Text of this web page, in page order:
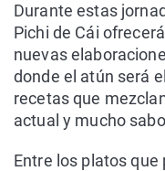
Durante estas
Pichi de Cái
nuevas
donde el atún será
recetas que
actual y mucho
Entre los platos